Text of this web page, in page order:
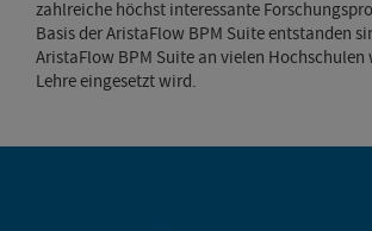
zahlreiche höchst interessante
Basis der AristaFlow BPM Suite entstanden
AristaFlow BPM Suite an vielen
Lehre eingesetzt wird.